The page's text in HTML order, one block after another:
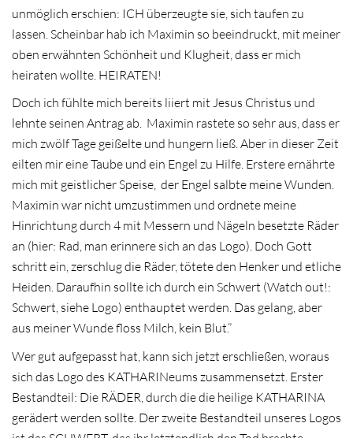
unmöglich erschien: ICH überzeugte sie, sich taufen zu
lassen. Scheinbar hab ich Maximin so beeindruckt, mit meiner
oben erwähnten Schönheit und Klugheit, dass er mich
heiraten wollte. HEIRATEN!
Doch ich fühlte mich bereits liiert mit Jesus Christus und
lehnte seinen Antrag ab. Maximin rastete so sehr aus, dass er
mich zwölf Tage geißelte und hungern ließ. Aber in dieser Zeit
eilten mir eine Taube und ein Engel zu Hilfe. Erstere ernährte
mich mit geistlicher Speise, der Engel salbte meine Wunden.
Maximin war nicht umzustimmen und ordnete meine
Hinrichtung durch 4 mit Messern und Nägeln besetzte Räder
an (hier: Rad, man erinnere sich an das Logo). Doch Gott
schritt ein, zerschlug die Räder, tötete den Henker und etliche
Heiden. Daraufhin sollte ich durch ein Schwert (Watch out!:
Schwert, siehe Logo) enthauptet werden. Das gelang, aber
aus meiner Wunde floss Milch, kein Blut.”
Wer gut aufgepasst hat, kann sich jetzt erschließen, woraus
sich das Logo des KATHARINeums zusammensetzt. Erster
Bestandteil: Die RÄDER, durch die die heilige KATHARINA
gerädert werden sollte. Der zweite Bestandteil unseres Logos